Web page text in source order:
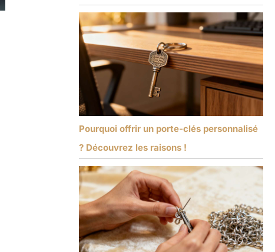
Pourquoi offrir un porte-clés personnalisé
? Découvrez les raisons !